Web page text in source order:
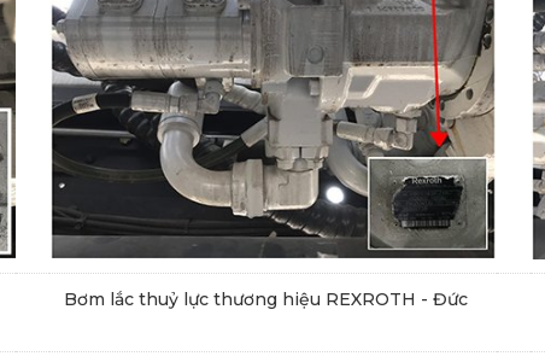
Bơm lắc thuỷ lực thương hiệu REXROTH - Đức